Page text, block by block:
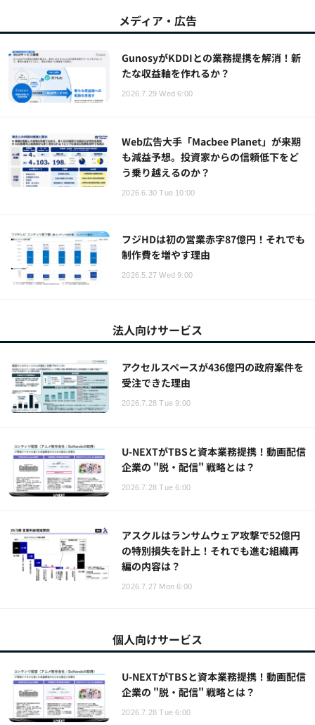
メディア・広告
GunosyがKDDIとの業務提携を解消！新
たな収益軸を作れるか？
2026.7.29 Wed 6:00
Web広告大手「Macbee Planet」が来期
も減益予想。投資家からの信頼低下をど
う乗り越えるのか？
2026.6.30 Tue 10:00
フジHDは初の営業赤字87億円！それでも
制作費を増やす理由
2026.5.27 Wed 9:00
法人向けサービス
アクセルスペースが436億円の政府案件を
受注できた理由
2026.7.28 Tue 9:00
U-NEXTがTBSと資本業務提携！動画配信
企業の "脱・配信" 戦略とは？
2026.7.28 Tue 6:00
アスクルはランサムウェア攻撃で52億円
の特別損失を計上！それでも進む組織再
編の内容は？
2026.7.27 Mon 6:00
個人向けサービス
U-NEXTがTBSと資本業務提携！動画配信
企業の "脱・配信" 戦略とは？
2026.7.28 Tue 6:00